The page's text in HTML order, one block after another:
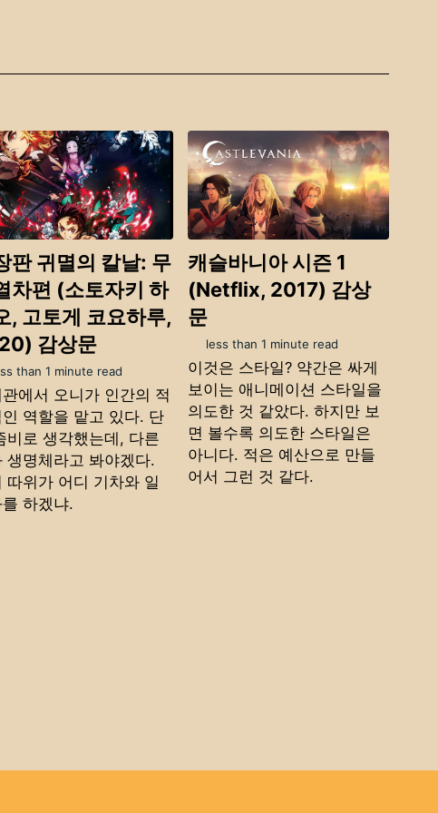
판 귀멸의 칼날: 무
차편 (소토자키 하
, 고토게 코요하루,
감상문
than 1 minute read
에서 오니가 인간의 적
역할을 맡고 있다. 단
비로 생각했는데, 다른
생명체라고 봐야겠다.
따위가 어디 기차와 일
하겠냐.
캐슬바니아 시즌 1
(Netflix, 2017) 감상
문
less than 1 minute read
이것은 스타일? 약간은 싸게
보이는 애니메이션 스타일을
의도한 것 같았다. 하지만 보
면 볼수록 의도한 스타일은
아니다. 적은 예산으로 만들
어서 그런 것 같다.